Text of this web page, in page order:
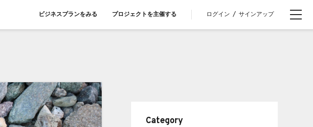
ビジネスプランをみる プロジェクトを主催する ログイン / サインアップ
Category